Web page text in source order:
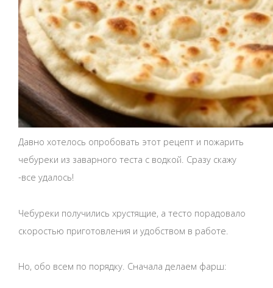
Давно хотелось опробовать этот рецепт и пожарить
чебуреки из заварного теста с водкой. Сразу скажу
-все удалось!
Чебуреки получились хрустящие, а тесто порадовало
скоростью приготовления и удобством в работе.
Но, обо всем по порядку. Сначала делаем фарш: